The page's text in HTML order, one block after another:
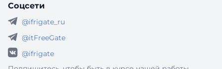
Соцсети
@ifrigate_ru
@itFreeGate
@ifrigate